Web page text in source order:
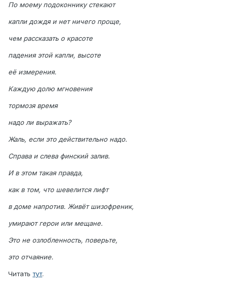
По моему подоконнику стекают
капли дождя и нет ничего проще,
чем рассказать о красоте
падения этой капли, высоте
её измерения.
Каждую долю мгновения
тормозя время
надо ли выражать?
Жаль, если это действительно надо.
Справа и слева финский залив.
И в этом такая правда,
как в том, что шевелится лифт
в доме напротив. Живёт шизофреник,
умирают герои или мещане.
Это не озлобленность, поверьте,
это отчаяние.
Читать тут.